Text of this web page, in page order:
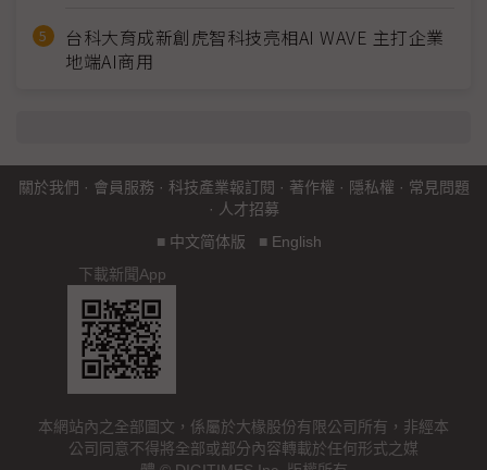
台科大育成新創虎智科技亮相AI WAVE 主打企業
地端AI商用
關於我們 · 會員服務 · 科技產業報訂閱 · 著作權 · 隱私權 · 常見問題
· 人才招募
■ 中文简体版 ■ English
下載新聞App
本網站內之全部圖文，係屬於大椽股份有限公司所有，非經本
公司同意不得將全部或部分內容轉載於任何形式之媒